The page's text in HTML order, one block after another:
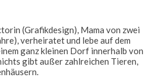
(Grafikdesign), Mama von zwei
verheiratet und lebe auf dem
ganz kleinen Dorf innerhalb von
gibt außer zahlreichen Tieren,